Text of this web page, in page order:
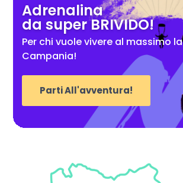
Adrenalina
da super BRIVIDO!
Per chi vuole vivere al massimo la
Campania!
Parti All'avventura!